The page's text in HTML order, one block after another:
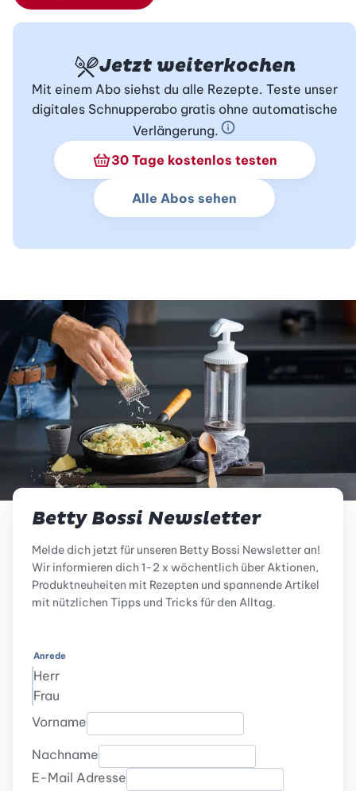
Jetzt weiterkochen
Mit einem Abo siehst du alle Rezepte. Teste unser
digitales Schnupperabo gratis ohne automatische
Verlängerung.
Schnupperabo Info
30 Tage kostenlos testen
Alle Abos sehen
Betty Bossi Newsletter
Melde dich jetzt für unseren Betty Bossi Newsletter an!
Wir informieren dich 1-2 x wöchentlich über Aktionen,
Produktneuheiten mit Rezepten und spannende Artikel
mit nützlichen Tipps und Tricks für den Alltag.
Anrede
Herr
Frau
Vorname
Nachname
E-Mail Adresse